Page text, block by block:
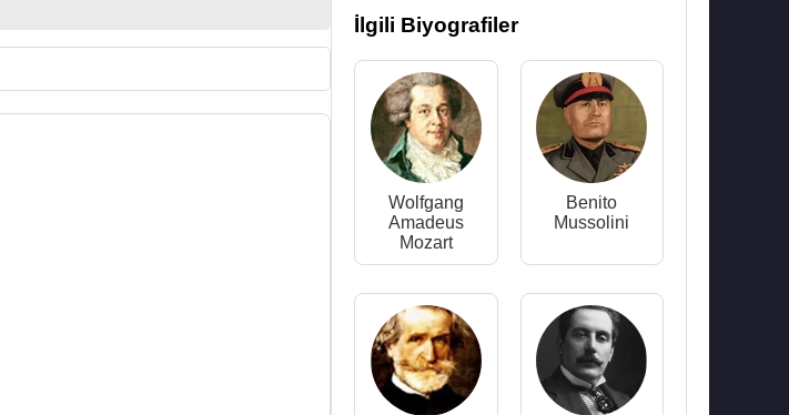
İlgili Biyografiler
Wolfgang
Amadeus
Mozart
Benito
Mussolini